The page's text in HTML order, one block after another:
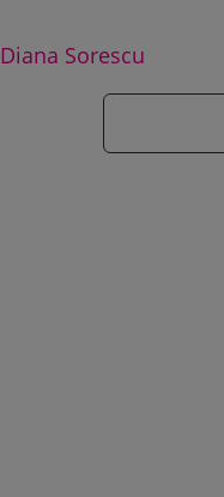
Diana Sorescu